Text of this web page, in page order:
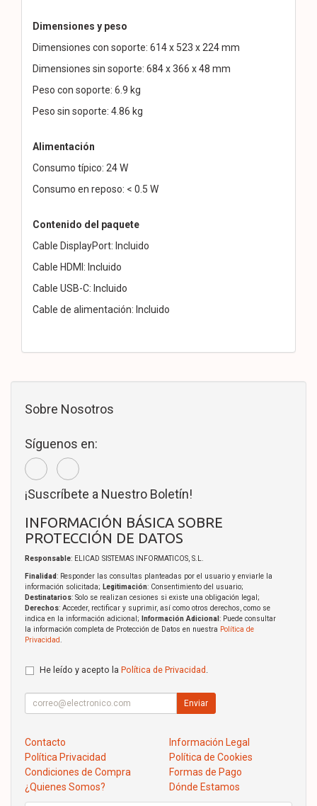
Dimensiones y peso
Dimensiones con soporte: 614 x 523 x 224 mm
Dimensiones sin soporte: 684 x 366 x 48 mm
Peso con soporte: 6.9 kg
Peso sin soporte: 4.86 kg
Alimentación
Consumo típico: 24 W
Consumo en reposo: < 0.5 W
Contenido del paquete
Cable DisplayPort: Incluido
Cable HDMI: Incluido
Cable USB-C: Incluido
Cable de alimentación: Incluido
Sobre Nosotros
Síguenos en:
¡Suscríbete a Nuestro Boletín!
INFORMACIÓN BÁSICA SOBRE
PROTECCIÓN DE DATOS
Responsable: ELICAD SISTEMAS INFORMATICOS, S.L.
Finalidad: Responder las consultas planteadas por el usuario y enviarle la
información solicitada; Legitimación: Consentimiento del usuario;
Destinatarios: Solo se realizan cesiones si existe una obligación legal;
Derechos: Acceder, rectificar y suprimir, así como otros derechos, como se
indica en la información adicional;
Información Adicional : Puede consultar
la información completa de Protección de Datos en nuestra Política de
Privacidad
He leído y acepto la Política de Privacidad
Enviar
Contacto
Información Legal
Política Privacidad
Política de Cookies
Condiciones de Compra
Formas de Pago
¿Quienes Somos?
Dónde Estamos